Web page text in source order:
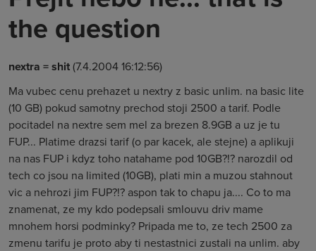
the question
nextra = shit(7.4.2004 16:12:56)
Ma vubec cenu prehazet u nextry z basic unlim. na basic lite
(10 GB) pokud samotny prechod stoji 2500 a tarif. Podle
pocitadel na nextre sem mel za brezen 8.9GB a uz je tu
FUP... Platime drazsi tarif (o par kacek, ale stejne) a aplikuji
na nas FUP i kdyz toho natahame pod 10GB?!? narozdil od
tech co jsou na limited (10GB), plati min a muzou stahnout
vic a nehrozi jim FUP?!? aspon tak to chapu ja.... Co to ma
znamenat, ze my kdo podepsali smlouvu driv mame
mnohem horsi podminky? Pripada me to, ze tech 2500 za
zmenu tarifu je proto aby ti nestastnici zustali na unlim. aby